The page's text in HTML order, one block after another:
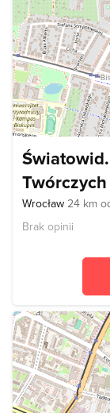
Twórczych
Wrocław 24 km
Brak opinii